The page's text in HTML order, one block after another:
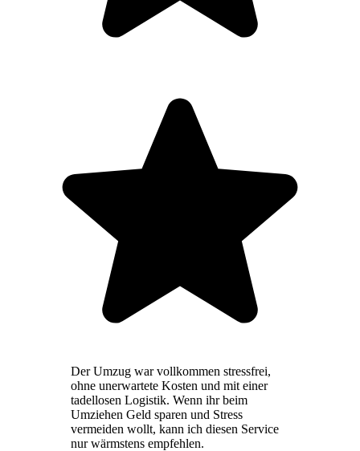
Der Umzug war vollkommen stressfrei,
ohne unerwartete Kosten und mit einer
tadellosen Logistik. Wenn ihr beim
Umziehen Geld sparen und Stress
vermeiden wollt, kann ich diesen Service
nur wärmstens empfehlen.